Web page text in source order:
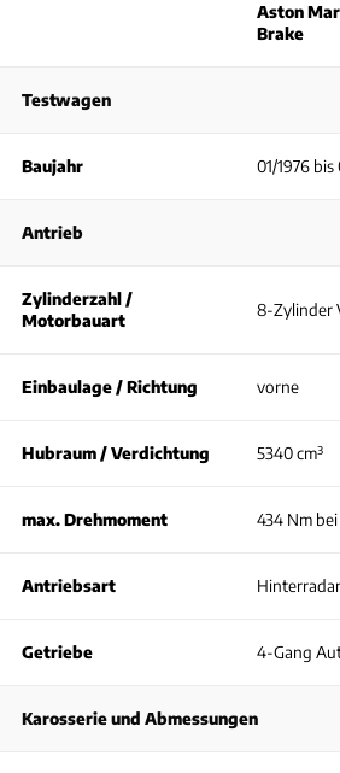
Aston
Brake
Testwagen
Baujahr 01/1976 bis
Antrieb
Zylinderzahl /
Motorbauart
8-Zylinder
Einbaulage / Richtung vorne
Hubraum / Verdichtung 5340 cm³
max. Drehmoment 434 Nm
Antriebsart
Getriebe 4-Gang
Karosserie und Abmessungen